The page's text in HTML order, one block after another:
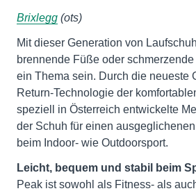
Brixlegg (ots)
Mit dieser Generation von
brennende Füße oder
ein Thema sein. Durch die neueste
Return-Technologie der
speziell in Österreich entwickelte
der Schuh für einen
beim Indoor- wie Outdoorsport.
Leicht, bequem und stabil beim
Peak ist sowohl als Fitness- als